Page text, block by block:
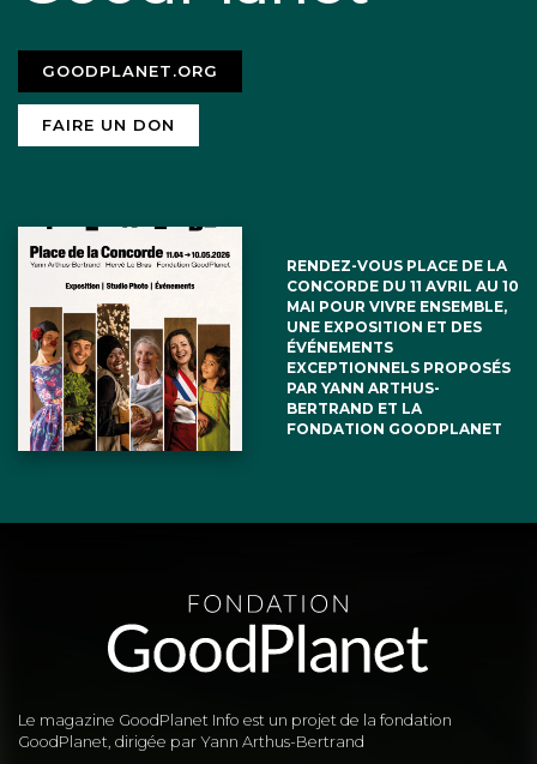
GOODPLANET.ORG
FAIRE UN DON
RENDEZ-VOUS PLACE DE LA
CONCORDE DU 11 AVRIL AU 10
MAI POUR VIVRE ENSEMBLE,
UNE EXPOSITION ET DES
ÉVÉNEMENTS
EXCEPTIONNELS PROPOSÉS
PAR YANN ARTHUS-
BERTRAND ET LA
FONDATION GOODPLANET
Le magazine GoodPlanet Info est un projet de la fondation
GoodPlanet, dirigée par Yann Arthus-Bertrand